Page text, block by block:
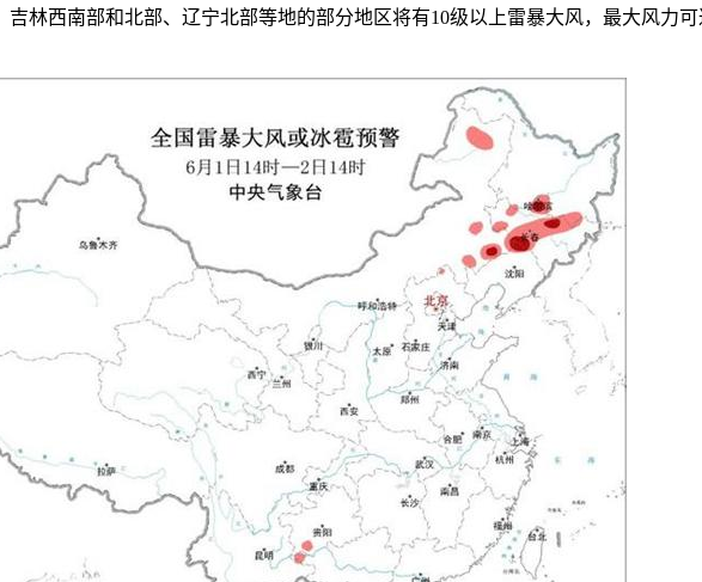
林西南部和北部、辽宁北部等地的部分地区将有10级以上雷暴大风，最大风力